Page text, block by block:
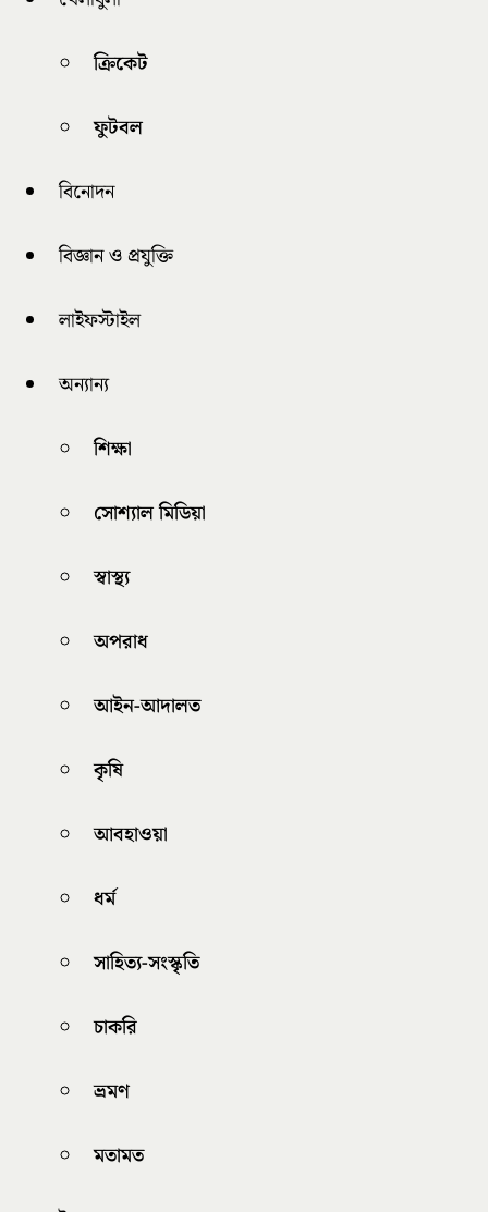
ক্রিকেট
ফুটবল
বিনোদন
বিজ্ঞান ও প্রযুক্তি
লাইফস্টাইল
অন্যান্য
শিক্ষা
সোশ্যাল মিডিয়া
স্বাস্থ্য
অপরাধ
আইন-আদালত
কৃষি
আবহাওয়া
ধর্ম
সাহিত্য-সংস্কৃতি
চাকরি
ভ্রমণ
মতামত